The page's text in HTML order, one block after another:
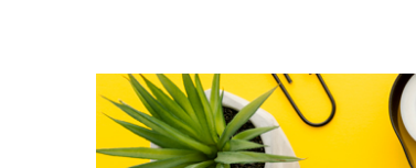
ขายส่ง ขายปลีก ผู้ผลิต ตั